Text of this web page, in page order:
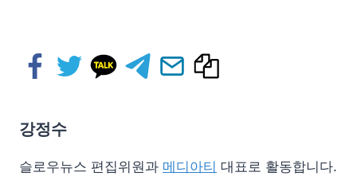
강정수
슬로우뉴스 편집위원과 메디아티 대표로 활동합니다.